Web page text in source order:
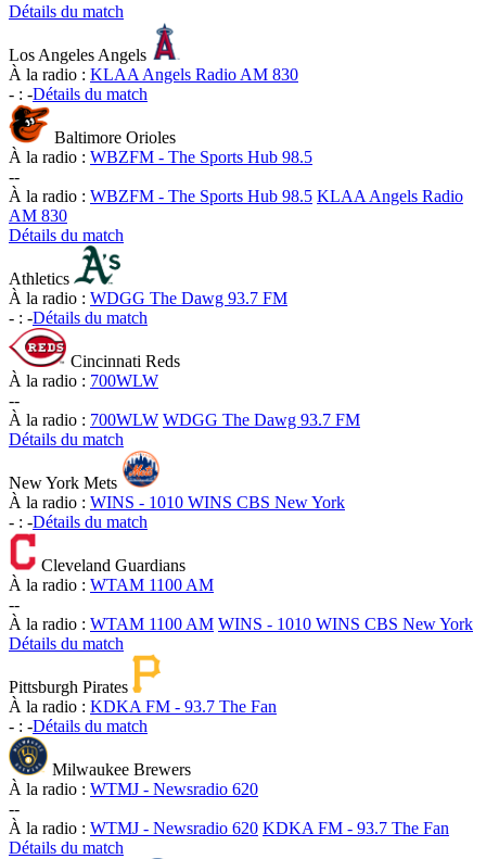
Détails du match
Los Angeles Angels
À la radio : KLAA Angels Radio AM 830
- : -Détails du match
Baltimore Orioles
À la radio : WBZFM - The Sports Hub 98.5
--
À la radio : WBZFM - The Sports Hub 98.5 KLAA Angels Radio
AM 830
Détails du match
Athletics
À la radio : WDGG The Dawg 93.7 FM
- : -Détails du match
Cincinnati Reds
À la radio : 700WLW
--
À la radio : 700WLW WDGG The Dawg 93.7 FM
Détails du match
New York Mets
À la radio : WINS - 1010 WINS CBS New York
- : -Détails du match
Cleveland Guardians
À la radio : WTAM 1100 AM
--
À la radio : WTAM 1100 AM WINS - 1010 WINS CBS New York
Détails du match
Pittsburgh Pirates
À la radio : KDKA FM - 93.7 The Fan
- : -Détails du match
Milwaukee Brewers
À la radio : WTMJ - Newsradio 620
--
À la radio : WTMJ - Newsradio 620 KDKA FM - 93.7 The Fan
Détails du match